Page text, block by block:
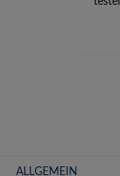
der
ALLGEMEIN